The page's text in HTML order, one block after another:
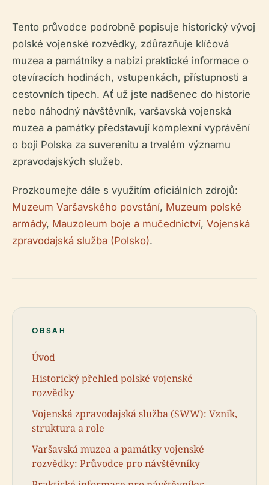
Tento průvodce podrobně popisuje historický vývoj
polské vojenské rozvědky, zdůrazňuje klíčová
muzea a památníky a nabízí praktické informace o
otevíracích hodinách, vstupenkách, přístupnosti a
cestovních tipech. Ať už jste nadšenec do historie
nebo náhodný návštěvník, varšavská vojenská
muzea a památky představují komplexní vyprávění
o boji Polska za suverenitu a trvalém významu
zpravodajských služeb.
Prozkoumejte dále s využitím oficiálních zdrojů:
Muzeum Varšavského povstání, Muzeum polské
armády, Mauzoleum boje a mučednictví, Vojenská
zpravodajská služba (Polsko).
OBSAH
Úvod
Historický přehled polské vojenské
rozvědky
Vojenská zpravodajská služba (SWW): Vznik,
struktura a role
Varšavská muzea a památky vojenské
rozvědky: Průvodce pro návštěvníky